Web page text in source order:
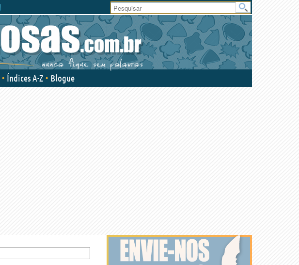
Área
do
Usuário
Índices A-Z Blogue